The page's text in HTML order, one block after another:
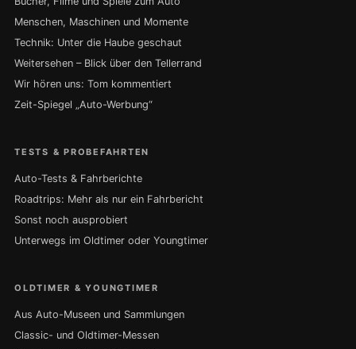
Menschen, Maschinen und Momente
Technik: Unter die Haube geschaut
Weitersehen – Blick über den Tellerrand
Wir hören uns: Tom kommentiert
Zeit-Spiegel „Auto-Werbung“
TESTS & PROBEFAHRTEN
Auto-Tests & Fahrberichte
Roadtrips: Mehr als nur ein Fahrbericht
Sonst noch ausprobiert
Unterwegs im Oldtimer oder Youngtimer
OLDTIMER & YOUNGTIMER
Aus Auto-Museen und Sammlungen
Classic- und Oldtimer-Messen